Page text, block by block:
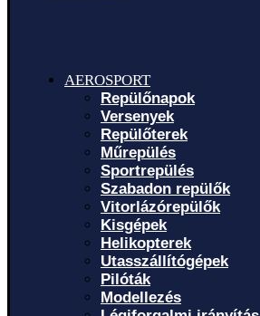
AEROSPORT
Repülőnapok
Versenyek
Repülőterek
Műrepülés
Sportrepülés
Szabadon repülők
Vitorlázórepülők
Kisgépek
Helikopterek
Utasszállítógépek
Pilóták
Modellezés